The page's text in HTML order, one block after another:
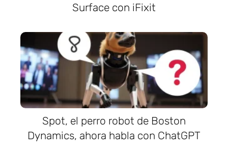
Surface con iFixit
Spot, el perro robot de Boston
Dynamics, ahora habla con ChatGPT